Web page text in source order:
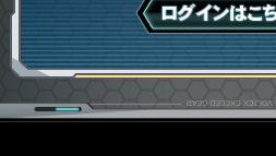
ログインはこちら